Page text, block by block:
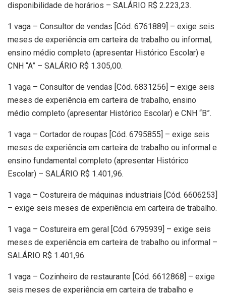
disponibilidade de horários – SALÁRIO R$ 2.223,23.
1 vaga – Consultor de vendas [Cód. 6761889] – exige seis
meses de experiência em carteira de trabalho ou informal,
ensino médio completo (apresentar Histórico Escolar) e
CNH “A” – SALÁRIO R$ 1.305,00.
1 vaga – Consultor de vendas [Cód. 6831256] – exige seis
meses de experiência em carteira de trabalho, ensino
médio completo (apresentar Histórico Escolar) e CNH “B”.
1 vaga – Cortador de roupas [Cód. 6795855] – exige seis
meses de experiência em carteira de trabalho ou informal e
ensino fundamental completo (apresentar Histórico
Escolar) – SALÁRIO R$ 1.401,96.
1 vaga – Costureira de máquinas industriais [Cód. 6606253]
– exige seis meses de experiência em carteira de trabalho.
1 vaga – Costureira em geral [Cód. 6795939] – exige seis
meses de experiência em carteira de trabalho ou informal –
SALÁRIO R$ 1.401,96.
1 vaga – Cozinheiro de restaurante [Cód. 6612868] – exige
seis meses de experiência em carteira de trabalho e